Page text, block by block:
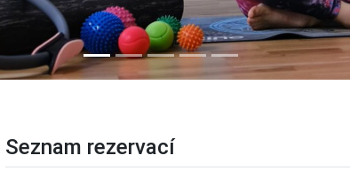
Seznam rezervací